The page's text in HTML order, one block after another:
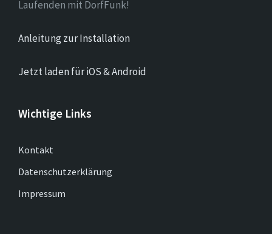
Laufenden mit DorfFunk!
Anleitung zur Installation
Jetzt laden für iOS & Android
Wichtige Links
Kontakt
Datenschutzerklärung
Impressum